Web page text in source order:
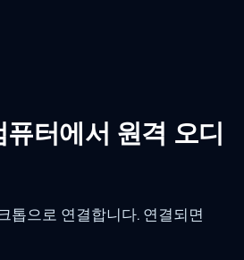
터에서 원격 오디
톱으로 연결합니다. 연결되면